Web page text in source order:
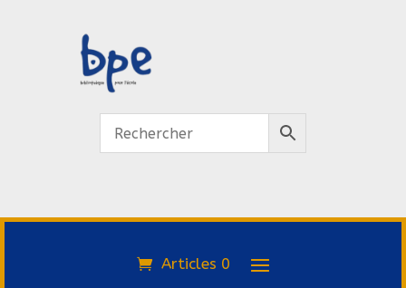
Articles 0